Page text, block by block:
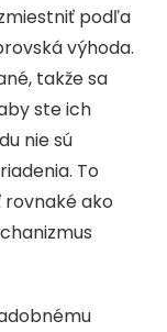
podľa
výhoda.
takže sa
ste ich
nie sú
To
rovnaké ako